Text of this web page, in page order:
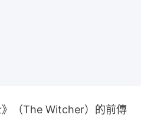
（The Witcher）的前傳